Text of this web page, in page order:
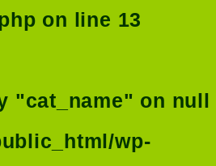
on line 13
"cat_name" on null
wp-